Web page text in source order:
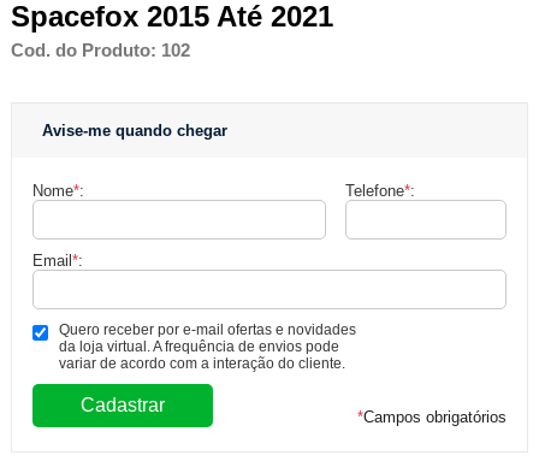
Spacefox 2015 Até 2021
Cod. do Produto: 102
Avise-me quando chegar
Nome*: Telefone*:
Email*:
Quero receber por e-mail ofertas e novidades
da loja virtual. A frequência de envios pode
variar de acordo com a interação do cliente.
*Campos obrigatórios